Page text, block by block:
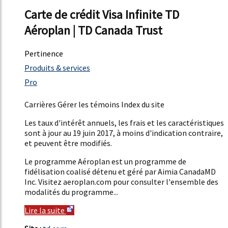
Carte de crédit Visa Infinite TD
Aéroplan | TD Canada Trust
Pertinence
47%
Produits & services
16%
Pro
Carrières Gérer les témoins Index du site
Les taux d'intérêt annuels, les frais et les caractéristiques
sont à jour au 19 juin 2017, à moins d'indication contraire,
et peuvent être modifiés.
Le programme Aéroplan est un programme de
fidélisation coalisé détenu et géré par Aimia CanadaMD
Inc. Visitez aeroplan.com pour consulter l'ensemble des
modalités du programme...
Lire la suite